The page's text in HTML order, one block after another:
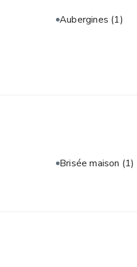
Aubergines (1)
Brisée maison (1)